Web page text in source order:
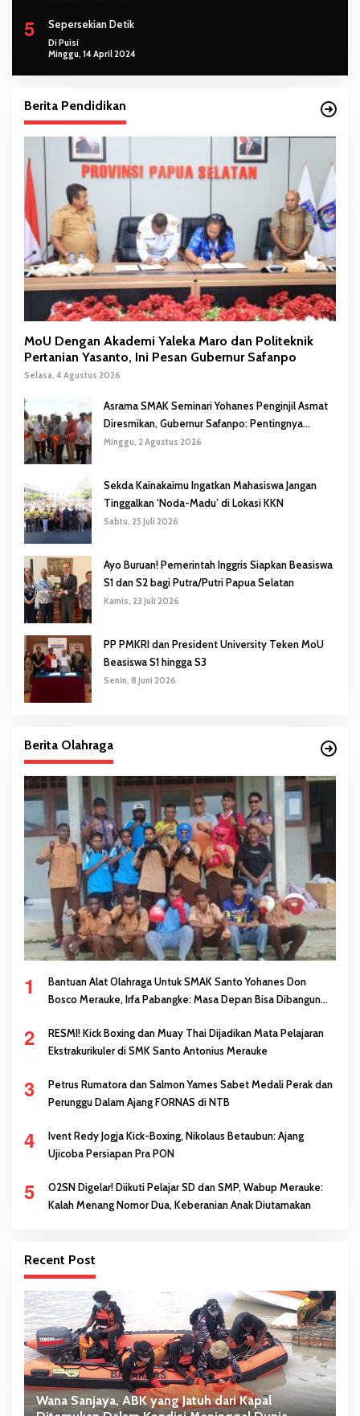
5 Sepersekian Detik
Di Puisi
Minggu, 14 April 2024
Berita Pendidikan
MoU Dengan Akademi Yaleka Maro dan Politeknik
Pertanian Yasanto, Ini Pesan Gubernur Safanpo
Selasa, 4 Agustus 2026
Asrama SMAK Seminari Yohanes Penginjil Asmat
Diresmikan, Gubernur Safanpo: Pentingnya
Pendidikan Karakter
Minggu, 2 Agustus 2026
Sekda Kainakaimu Ingatkan Mahasiswa Jangan
Tinggalkan ‘Noda-Madu’ di Lokasi KKN
Sabtu, 25 Juli 2026
Ayo Buruan! Pemerintah Inggris Siapkan Beasiswa
S1 dan S2 bagi Putra/Putri Papua Selatan
Kamis, 23 Juli 2026
PP PMKRI dan President University Teken MoU
Beasiswa S1 hingga S3
Senin, 8 Juni 2026
Berita Olahraga
1
Bantuan Alat Olahraga Untuk SMAK Santo Yohanes Don
Bosco Merauke, Irfa Pabangke: Masa Depan Bisa Dibangun
2
RESMI! Kick Boxing dan Muay Thai Dijadikan Mata Pelajaran
Ekstrakurikuler di SMK Santo Antonius Merauke
3
Petrus Rumatora dan Salmon Yames Sabet Medali Perak dan
Perunggu Dalam Ajang FORNAS di NTB
4
Ivent Redy Jogja Kick-Boxing, Nikolaus Betaubun: Ajang
Ujicoba Persiapan Pra PON
5
O2SN Digelar! Diikuti Pelajar SD dan SMP, Wabup Merauke:
Kalah Menang Nomor Dua, Keberanian Anak Diutamakan
Recent Post
Wana Sanjaya, ABK yang Jatuh dari Kapal